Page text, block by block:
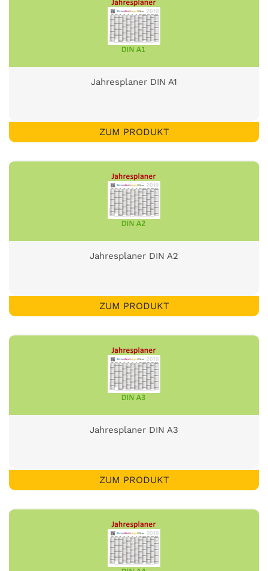
Jahresplaner DIN A1
ZUM PRODUKT
Jahresplaner DIN A2
ZUM PRODUKT
Jahresplaner DIN A3
ZUM PRODUKT